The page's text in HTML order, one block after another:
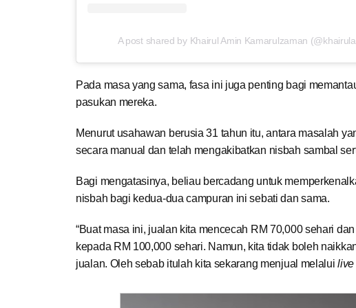
A post shared by Khairul Amin Kamarulzaman
Pada masa yang sama, fasa ini juga penting bagi
pasukan mereka.
Menurut usahawan berusia 31 tahun itu, antara masalah
secara manual dan telah mengakibatkan nisbah sambal
Bagi mengatasinya, beliau bercadang untuk
nisbah bagi kedua-dua campuran ini sebati dan sama.
“Buat masa ini, jualan kita mencecah RM 70,000 sehari
kepada RM 100,000 sehari. Namun, kita tidak boleh
jualan. Oleh sebab itulah kita sekarang menjual melalui live